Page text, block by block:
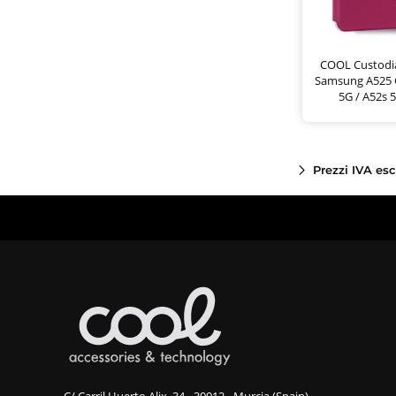
COOL
Samsung A525
5G / A52s
Prezzi IVA